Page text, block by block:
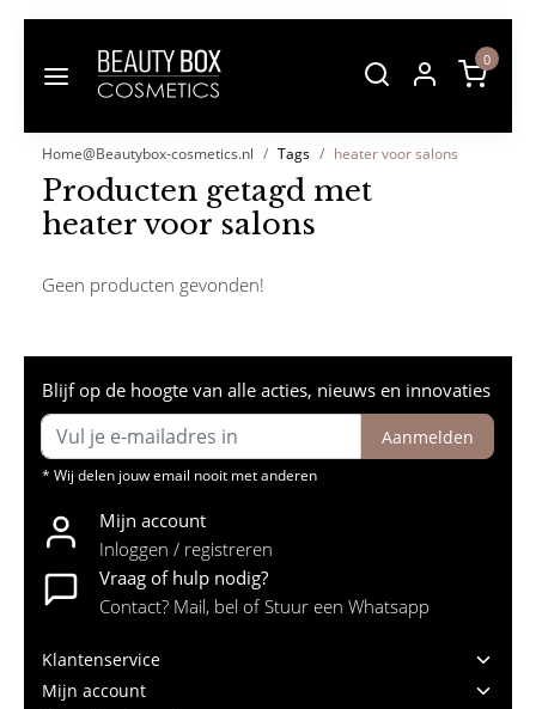
0
Home@Beautybox-cosmetics.nl Tags heater voor salons
Producten getagd met
heater voor salons
Geen producten gevonden!
Blijf op de hoogte van alle acties, nieuws en innovaties
Aanmelden
* Wij delen jouw email nooit met anderen
Mijn account
Inloggen / registreren
Vraag of hulp nodig?
Contact? Mail, bel of Stuur een Whatsapp
Klantenservice
Mijn account